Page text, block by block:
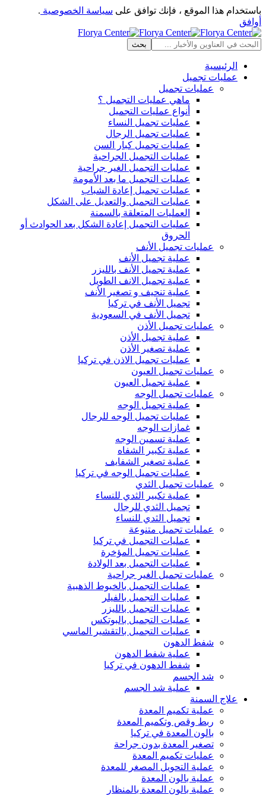
باستخدام هذا الموقع ، فإنك توافق على سياسة الخصوصية .
أوافق
الرئيسية
عمليات تجميل
عمليات تجميل
ماهي عمليات التجميل ؟
أنواع عمليات التجميل
عمليات تجميل النساء
عمليات تجميل الرجال
عمليات تجميل كبار السن
عمليات التجميل الجراحية
عمليات التجميل الغير جراحية
عمليات التجميل ما بعد الأمومة
عمليات تجميل إعادة الشباب
عمليات التجميل والتعديل على الشكل
العمليات المتعلقة بالسمنة
عمليات التجميل إعادة الشكل بعد الحوادث أو
الحروق
عمليات تجميل الأنف
عملية تجميل الأنف
عملية تجميل الأنف بالليزر
عملية تجميل الانف الطويل
عملية تنحيف و تصغير الأنف
تجميل الأنف في تركيا
تجميل الأنف في السعودية
عمليات تجميل الأذن
عملية تجميل الأذن
عملية تصغير الأذن
عمليات تجميل الاذن في تركيا
عمليات تجميل العيون
عملية تجميل العيون
عمليات تجميل الوجه
عملية تجميل الوجه
عمليات تجميل الوجه للرجال
غمازات الوجه
عملية تسمين الوجه
عملية تكبير الشفاه
عملية تصغير الشفايف
عمليات تجميل الوجه في تركيا
عمليات تجميل الثدي
عملية تكبير الثدي للنساء
تجميل الثدي للرجال
تجميل الثدي ‏للنساء
عمليات تجميل متنوعة
عمليات التجميل في تركيا
عمليات تجميل المؤخرة
عمليات التجميل بعد الولادة
عمليات تجميل الغير جراحية
عمليات التجميل بالخيوط الذهبية
عمليات التجميل بالفيلر
عمليات التجميل بالليزر
عمليات التجميل بالبوتكس
عمليات التجميل بالتقشير الماسي
شفط الدهون
عملية شفط الدهون
شفط الدهون في تركيا
شد الجسم
عملية شد الجسم
علاج السمنة
عملية تكميم المعدة
ربط وقص وتكميم المعدة
بالون المعدة في تركيا
تصغير المعدة بدون جراحة
عمليات تكميم المعدة
عملية التحويل المصغر للمعدة
عملية بالون المعدة
عملية بالون المعدة بالمنظار